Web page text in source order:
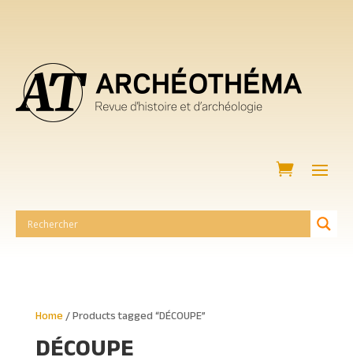
Home / Products tagged “DÉCOUPE”
DÉCOUPE